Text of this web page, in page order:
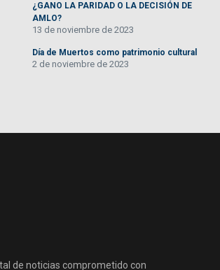
¿GANO LA PARIDAD O LA DECISIÓN DE
AMLO?
13 de noviembre de 2023
Día de Muertos como patrimonio cultural
2 de noviembre de 2023
de noticias comprometido con